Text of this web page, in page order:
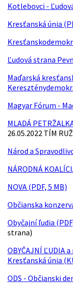
Kotlebovci -
Kresťanská únia
Ľudová strana
Maďarská
Magyar Fórum -
MLADÁ
26.05.2022 TÍM
Národ a
NÁRODNÁ
NOVA (PDF, 5 MB)
Občianska
Obyčajní ľudia
strana)
OBYČAJNÍ ĽUDIA
Kresťanská únia
ODS - Občianski